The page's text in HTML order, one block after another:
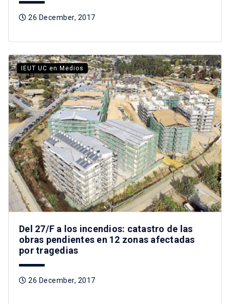
26 December, 2017
IEUT UC en Medios
Del 27/F a los incendios: catastro de las
obras pendientes en 12 zonas afectadas
por tragedias
26 December, 2017